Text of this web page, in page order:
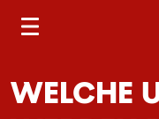
WELCHE